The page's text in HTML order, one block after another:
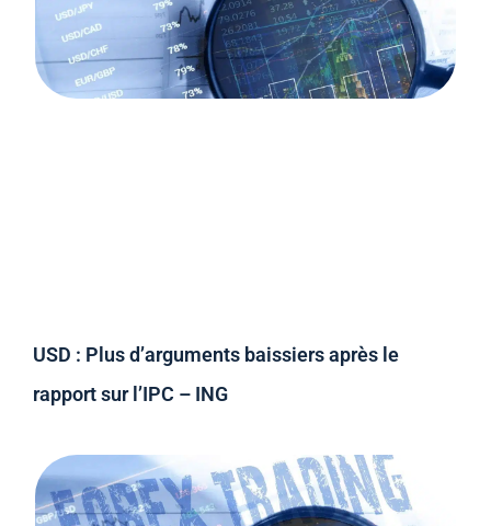
USD : Plus d’arguments baissiers après le
rapport sur l’IPC – ING